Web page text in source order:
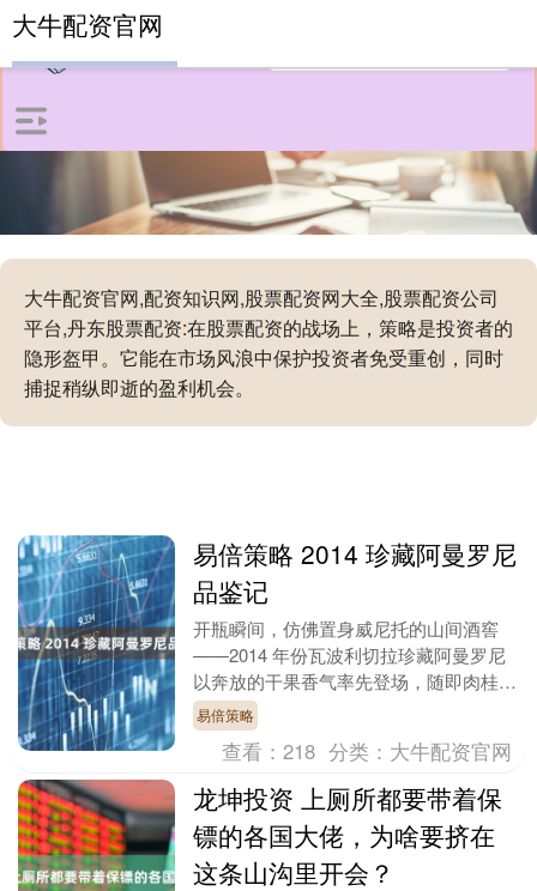
大牛配资官网,配资知识网,股票配资网大全,股票配资公司
平台,丹东股票配资:在股票配资的战场上，策略是投资者的
隐形盔甲。它能在市场风浪中保护投资者免受重创，同时
捕捉稍纵即逝的盈利机会。
大牛配资官网
易倍策略 2014 珍藏阿曼罗尼
品鉴记
开瓶瞬间，仿佛置身威尼托的山间酒窖
——2014 年份瓦波利切拉珍藏阿曼罗尼
以奔放的干果香气率先登场，随即肉桂、
香草等复杂层次缓缓展开。 15.5 度的酒
体饱满....
易倍策略
查看：218 分类： 大牛配资官网
龙坤投资 上厕所都要带着保
镖的各国大佬，为啥要挤在
这条山沟里开会？